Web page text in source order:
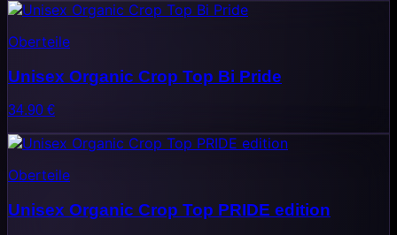
Oberteile
Unisex Organic Crop Top Bi Pride
34.90 €
Oberteile
Unisex Organic Crop Top PRIDE edition